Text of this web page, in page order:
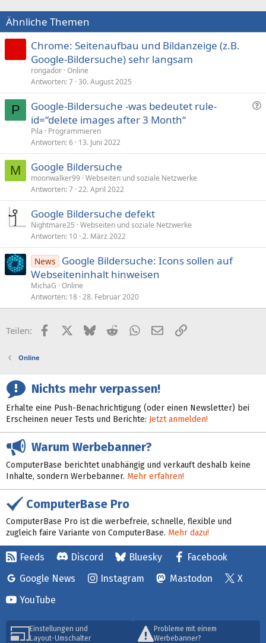
Ähnliche Themen
Chrome: Seitenaufbau und Bildanzeige (z.B.
Google-Bildersuche) sehr langsam
rongador Online
Antworten 7 30. August 2025
P
F
e
Google-Bildersuche -was bedeutet rule-
id=“delete images after 3 Month“
Pila
Programmieren
Antworten 6 13. Juni 2022
M Google Bildersuche
moonwalker99 Webseiten und soziale Netzwerke
Antworten 7 22. April 2022
Google Bildersuche defekt
Nightmare25 Webseiten und soziale Netzwerke
Antworten 10 2. März 2022
News
Google Bildersuche: Icons sollen auf
Webseiteninhalt hinweisen
MichaG Online
Antworten 18 28. Februar 2020
Teilen: FacebookX (Twitter)
BlueskyRedditWhatsApp
E-MailLink
Online
Nichts mehr verpassen!
Erhalte eine Push-Benachrichtigung (oder einen Newsletter) bei
Erscheinen neuer Tests und Berichte: Jetzt anmelden!
Warum Werbebanner?
ComputerBase berichtet unabhängig und verkauft deshalb keine
Inhalte, sondern Werbebanner. Mehr erfahren!
ComputerBase Pro
ComputerBase Pro ist die werbefreie, schnelle, flexible und
zugleich faire Variante von ComputerBase. Mehr dazu!
Feeds Discord Bluesky
Facebook
Google News
Instagram Mastodon
X
YouTube
Einstellungen und
Layout-Umschalter
Probleme mit einem
Werbebanner?